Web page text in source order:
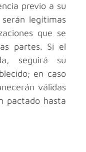
previo a su
legítimas
que se
partes. Si el
seguirá su
en caso
válidas
pactado hasta